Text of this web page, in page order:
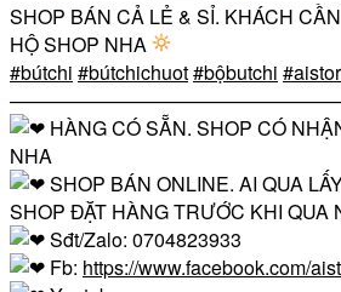
SHOP BÁN CẢ LẺ & SỈ. KHÁCH
HỘ SHOP NHA
#bútchi #bútchichuot#bộbutchi
HÀNG CÓ SẴN. SHOP CÓ
NHA
SHOP BÁN ONLINE. AI QUA
SHOP ĐẶT HÀNG TRƯỚC KHI QUA
Sđt/Zalo: 0704823933
Fb: https://www.facebook.com/